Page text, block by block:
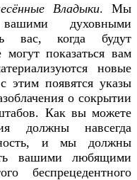
Владыки. Мы
духовными
вас, когда будут
могут показаться вам
новые
этим появятся указы
о сокрытии
Как вы можете
должны навсегда
и мы должны
вашими любящими
беспрецедентного